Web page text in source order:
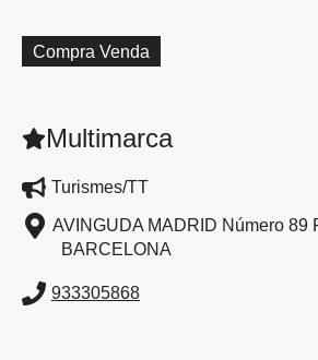
Compra Venda
Multimarca
Turismes/TT
AVINGUDA MADRID Número 89
BARCELONA
933305868